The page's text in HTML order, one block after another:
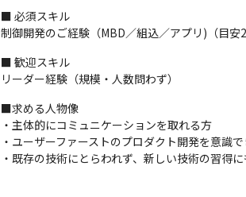
▽当社の魅力
◆受託開発・自社開発プロジェクト増加中
現在、受託開発・自社開発を強化しており、PL
「受託開発事業部」の創生を目指しているため
◆キャリアについて
「最新技術に関わりたい」「マネジメントにチ
りのなかった分野へのチャレンジも大歓迎。管
◆キャリアパスの実現
弊社は、エンジニアの皆さんのキャリアパスだ
■ 必須スキル
制御開発のご経験（MBD／組込／アプリ)（目安2
■ 歓迎スキル
リーダー経験（規模・人数問わず）
■求める人物像
・主体的にコミュニケーションを取れる方
・ユーザーファーストのプロダクト開発を意識
・既存の技術にとらわれず、新しい技術の習得